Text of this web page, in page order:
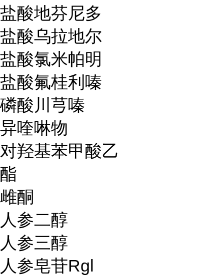
盐酸地芬尼多
盐酸乌拉地尔
盐酸氯米帕明
盐酸氟桂利嗪
磷酸川芎嗪
异喹啉物
对羟基苯甲酸乙
酯
雌酮
人参二醇
人参三醇
人参皂苷Rgl